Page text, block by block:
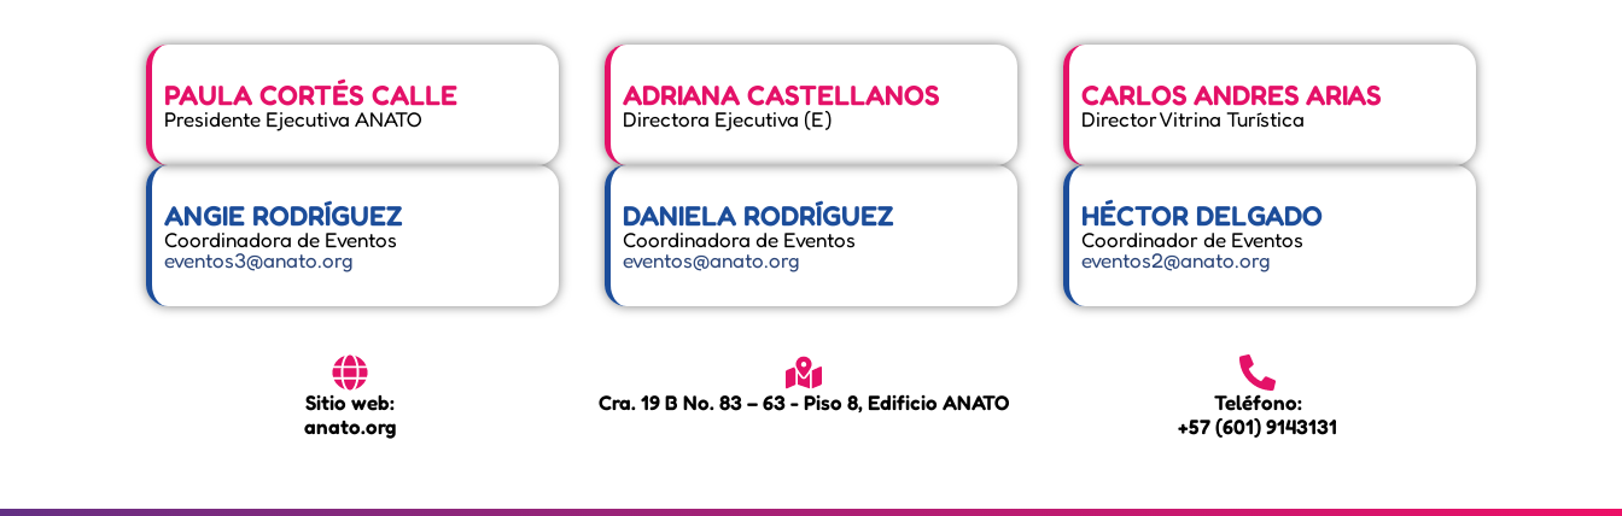
PAULA CORTÉS CALLE
Presidente Ejecutiva ANATO
ADRIANA CASTELLANOS
Directora Ejecutiva (E)
CARLOS ANDRES ARIAS
Director Vitrina Turística
ANGIE RODRÍGUEZ
Coordinadora de Eventos
eventos3@anato.org
DANIELA RODRÍGUEZ
Coordinadora de Eventos
eventos@anato.org
HÉCTOR DELGADO
Coordinador de Eventos
eventos2@anato.org
Sitio web:
anato.org
Cra. 19 B No. 83 – 63 - Piso 8, Edificio ANATO
Teléfono:
+57 (601) 9143131